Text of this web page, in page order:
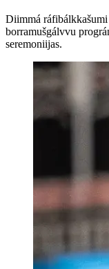
Diimmá
borramušgálvvu
seremoniijas.